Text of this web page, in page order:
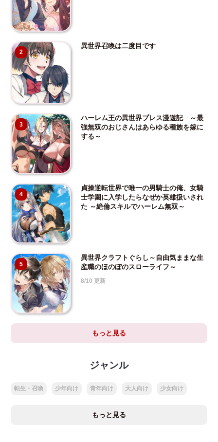
2
異世界召喚は二度目です
3
ハーレム王の異世界プレス漫遊記 ～最
強無双のおじさんはあらゆる種族を嫁に
する～
4
貞操逆転世界で唯一の男騎士の俺、女騎
士学園に入学したらなぜか英雄扱いされ
た ～絶倫スキルでハーレム無双～
5
異世界クラフトぐらし～自由気ままな生
産職のほのぼのスローライフ～
8/10 更新
もっと見る
ジャンル
転生・召喚 少年向け 青年向け 大人向け 少女向け
もっと見る